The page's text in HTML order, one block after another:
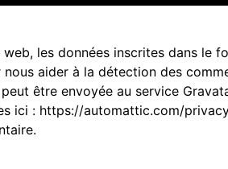
les données inscrites dans le
aider à la détection des
être envoyée au service
ici : https://automattic.com/